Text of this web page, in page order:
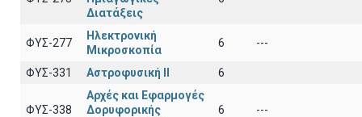
Διατάξεις
ΦΥΣ-277
Ηλεκτρονική
Μικροσκοπία
6 ---
ΦΥΣ-331 Αστροφυσική ΙΙ 6
ΦΥΣ-338
Αρχές και Εφαρμογές
Δορυφορικής
6 ---